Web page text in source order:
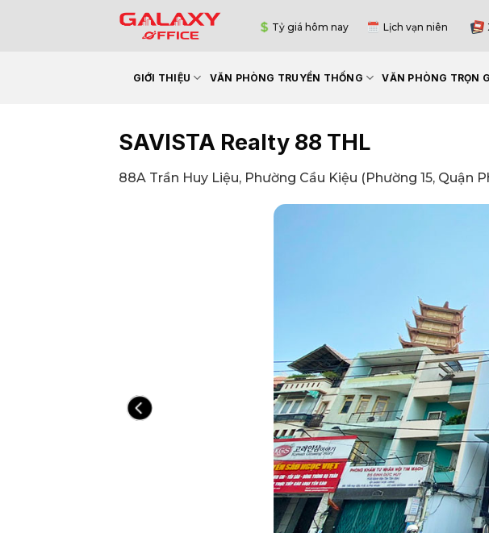
Tỷ giá hôm nay Lịch vạn niên
GIỚI THIỆU VĂN PHÒNG TRUYỀN THỐNG VĂN PHÒNG TRỌN
SAVISTA Realty 88 THL
88A Trần Huy Liệu, Phường Cầu Kiệu (Phường 15, Quận